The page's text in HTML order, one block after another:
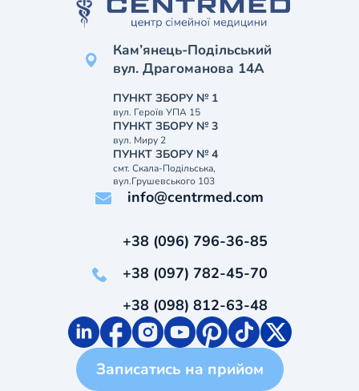
Кам’янець-Подільський
вул. Драгоманова 14А
ПУНКТ ЗБОРУ № 1
вул. Героїв УПА 15
ПУНКТ ЗБОРУ № 3
вул. Миру 2
ПУНКТ ЗБОРУ № 4
смт. Скала-Подільська,
вул.Грушевського 103
info@centrmed.com
+38 (096) 796-36-85
+38 (097) 782-45-70
+38 (098) 812-63-48
Записатись на прийом